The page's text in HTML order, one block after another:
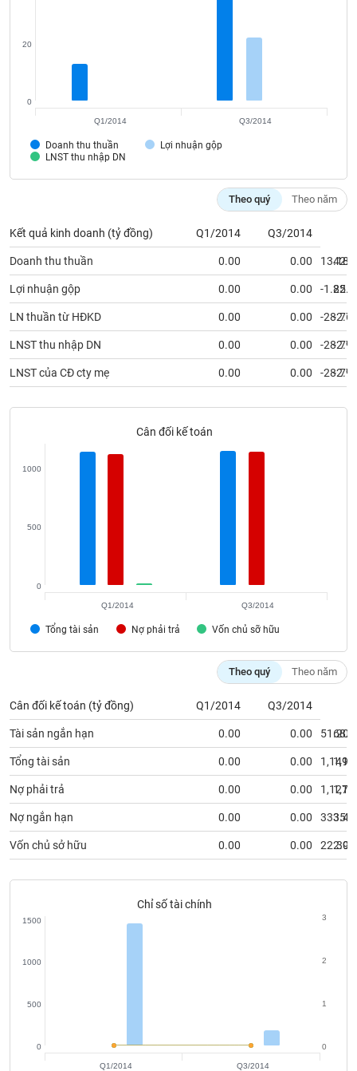
Tâm
Doanh thu thuần
Lợi nhuận gộp
LNST thu nhập DN
0
20
Q1/2014 Q3/2014
Theo quý Theo năm
Kết quả kinh doanh (tỷ đồng) Q1/2014 Q3/2014
Doanh thu thuần 0.00 0.00 13.18
Lợi nhuận gộp 0.00 0.00 -1.85
LN thuần từ HĐKD 0.00 0.00 -28.76
-
LNST thu nhập DN 0.00 0.00 -28.79
-
LNST của CĐ cty mẹ 0.00 0.00 -28.79
-
Cân đối kế toán
Tổng tài sản Nợ phải trả Vốn chủ sỡ hữu
0
500
1000
Q1/2014 Q3/2014
Theo quý Theo năm
Cân đối kế toán (tỷ đồng) Q1/2014 Q3/2014
Tài sản ngắn hạn 0.00 0.00 51.20
Tổng tài sản 0.00 0.00
Nợ phải trả 0.00 0.00
Nợ ngắn hạn 0.00 0.00 333.40
Vốn chủ sở hữu 0.00 0.00 22.30
2.93
Chỉ số tài chính
0
500
1000
1500
0
1
2
3
Q1/2014 Q3/2014
KHÔNG
THIẾT
DÙNG
THIẾT
YẾU
CHĂM
SÓC
SỨC
TÀI
NGHỆ
TIN
DỊCH
VỤ
TRUYỀN
THÔNG
TIỆN
ÍCH
SẢN
Mã